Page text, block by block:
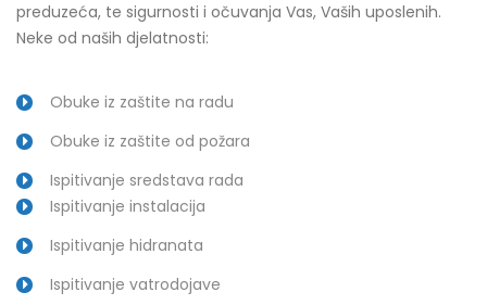
preduzeća, te sigurnosti i očuvanja Vas, Vaših uposlenih.
Neke od naših djelatnosti:
Obuke iz zaštite na radu
Obuke iz zaštite od požara
Ispitivanje sredstava rada
Ispitivanje instalacija
Ispitivanje hidranata
Ispitivanje vatrodojave